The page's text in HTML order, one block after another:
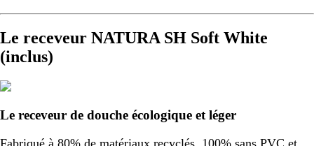
Le receveur NATURA SH Soft White
(inclus)
Le receveur de douche écologique et léger
Fabriqué à 80% de matériaux recyclés, 100% sans PVC et